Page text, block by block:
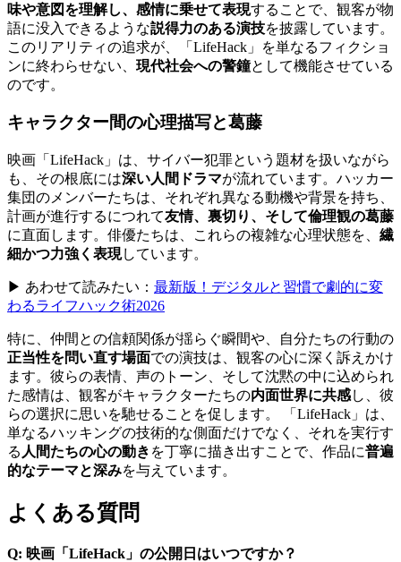
味や意図を理解し、感情に乗せて表現することで、観客が物
語に没入できるような説得力のある演技を披露しています。
このリアリティの追求が、「LifeHack」を単なるフィクショ
ンに終わらせない、 現代社会への警鐘として機能させている
のです。
キャラクター間の心理描写と葛藤
映画「LifeHack」は、サイバー犯罪という題材を扱いながら
も、その根底には深い人間ドラマが流れています。ハッカー
集団のメンバーたちは、それぞれ異なる動機や背景を持ち、
計画が進行するにつれて友情、裏切り、そして倫理観の葛藤
に直面します。俳優たちは、これらの複雑な心理状態を、 繊
細かつ力強く表現しています。
▶ あわせて読みたい： 最新版！デジタルと習慣で劇的に変
わるライフハック術2026
特に、仲間との信頼関係が揺らぐ瞬間や、自分たちの行動の
正当性を問い直す場面での演技は、観客の心に深く訴えかけ
ます。彼らの表情、声のトーン、そして沈黙の中に込められ
た感情は、観客がキャラクターたちの内面世界に共感し、彼
らの選択に思いを馳せることを促します。 「LifeHack」は、
単なるハッキングの技術的な側面だけでなく、それを実行す
る 人間たちの心の動き を丁寧に描き出すことで、作品に普遍
的なテーマと深みを与えています。
よくある質問
Q: 映画「LifeHack」の公開日はいつですか？